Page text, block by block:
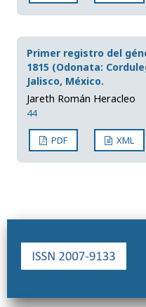
Primer registro del
1815 (Odonata:
Jalisco, México.
Jareth Román Heracleo
44
PDF XML